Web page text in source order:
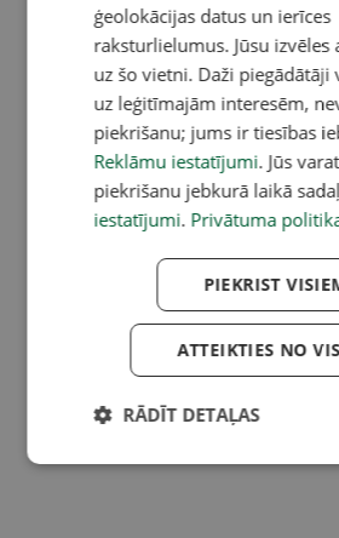
ģeolokācijas datus un ierīces
raksturlielumus. Jūsu izvēles
uz šo vietni. Daži piegādātāji
uz leģitīmajām interesēm,
piekrišanu; jums ir tiesības
Reklāmu iestatījumi. Jūs
piekrišanu jebkurā laikā
iestatījumi. Privātuma
PIEKRIST
ATTEIKTIES NO
RĀDĪT DETAĻAS